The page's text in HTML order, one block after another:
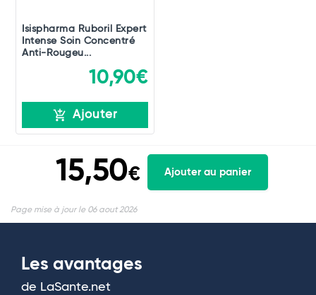
Isispharma Ruboril Expert
Intense Soin Concentré
Anti-Rougeu...
10,90€
Ajouter
15,50€ Ajouter au panier
Page mise à jour le 06 aout 2026
Les avantages
de LaSante.net